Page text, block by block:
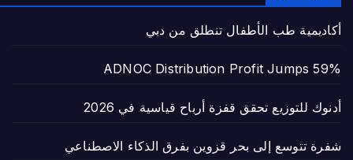
أكاديمية طب الأطفال تنطلق من دبي
ADNOC Distribution Profit Jumps 59%
أدنوك للتوزيع تحقق قفزة أرباح قياسية في 2026
شفرة تتوسع إلى بحر قزوين بفرق الذكاء الاصطناعي